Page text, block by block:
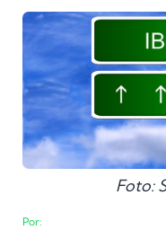
Foto:
Por: